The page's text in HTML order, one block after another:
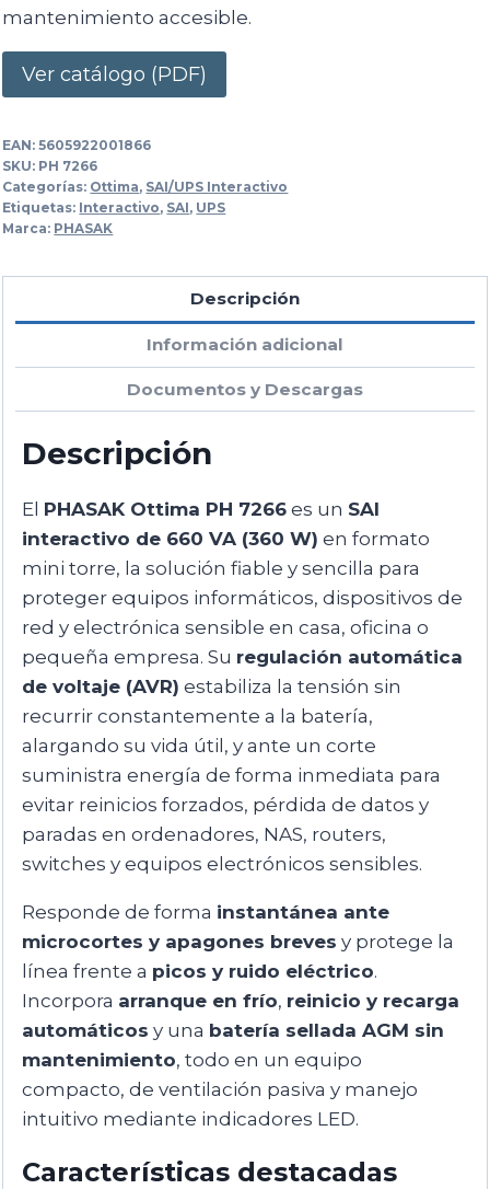
mantenimiento accesible.
Ver catálogo (PDF)
EAN:5605922001866
SKU: PH 7266
Categorías: Ottima, SAI/UPS Interactivo
Etiquetas: Interactivo, SAI, UPS
Marca: PHASAK
Descripción
Información adicional
Documentos y Descargas
Descripción
El PHASAK Ottima PH 7266 es un SAI
interactivo de 660 VA (360 W) en formato
mini torre, la solución fiable y sencilla para
proteger equipos informáticos, dispositivos de
red y electrónica sensible en casa, oficina o
pequeña empresa. Su regulación automática
de voltaje (AVR) estabiliza la tensión sin
recurrir constantemente a la batería,
alargando su vida útil, y ante un corte
suministra energía de forma inmediata para
evitar reinicios forzados, pérdida de datos y
paradas en ordenadores, NAS, routers,
switches y equipos electrónicos sensibles.
Responde de forma instantánea ante
microcortes y apagones breves y protege la
línea frente a picos y ruido eléctrico.
Incorpora arranque en frío, reinicio y recarga
automáticos y una batería sellada AGM sin
mantenimiento, todo en un equipo
compacto, de ventilación pasiva y manejo
intuitivo mediante indicadores LED.
Características destacadas